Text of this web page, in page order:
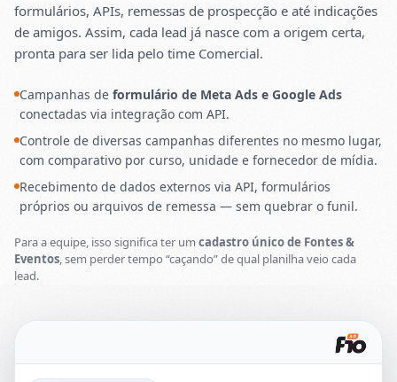
formulários, APIs, remessas de prospecção e até indicações
de amigos. Assim, cada lead já nasce com a origem certa,
pronta para ser lida pelo time Comercial.
Campanhas de formulário de Meta Ads e Google Ads
conectadas via integração com API.
Controle de diversas campanhas diferentes no mesmo lugar,
com comparativo por curso, unidade e fornecedor de mídia.
Recebimento de dados externos via API, formulários
próprios ou arquivos de remessa — sem quebrar o funil.
Para a equipe, isso significa ter um cadastro único de Fontes &
Eventos, sem perder tempo “caçando” de qual planilha veio cada
lead.